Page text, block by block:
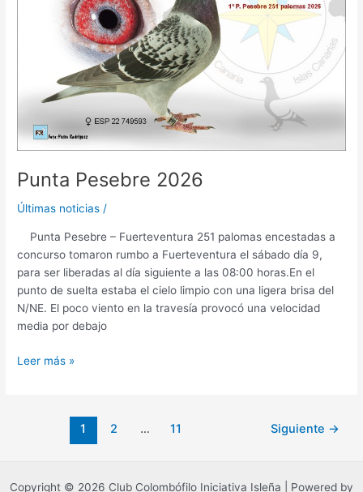
Punta Pesebre 2026
Últimas noticias /
Punta Pesebre – Fuerteventura 251 palomas encestadas a
concurso tomaron rumbo a Fuerteventura el sábado día 9,
para ser liberadas al día siguiente a las 08:00 horas.En el
punto de suelta estaba el cielo limpio con una ligera brisa del
N/NE. El poco viento en la travesía provocó una velocidad
media por debajo
Leer más »
1 2 … 11 Siguiente →
Copyright © 2026 Club Colombófilo Iniciativa Isleña | Powered by